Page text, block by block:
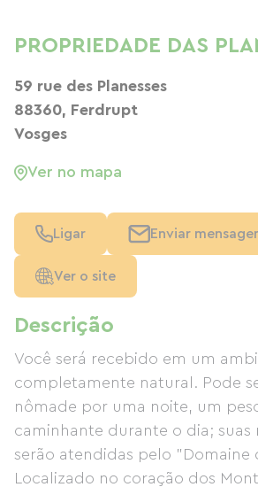
Descrição
Você será recebido em um
completamente natural. Pode
nômade por uma noite, um
caminhante durante o dia; suas
serão atendidas pelo "Domaine
Localizado no coração dos
PROPRIEDADE DAS
59 rue des Planesses
88360, Ferdrupt
Vosges
Ver no mapa
Ligar Enviar
Ver o site